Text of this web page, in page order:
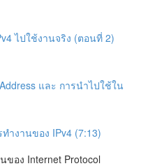
ไปใช้งานจริง (ตอนที่ 2)
และ การนำไปใช้ใน
ำงานของ IPv4 (7:13)
อง Internet Protocol